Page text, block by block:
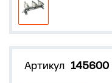
Артикул 145600